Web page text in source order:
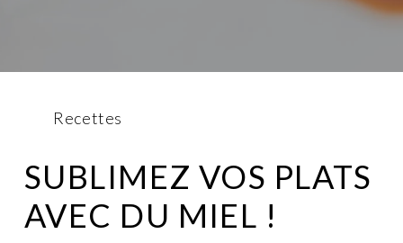
Recettes
SUBLIMEZ VOS PLATS
AVEC DU MIEL !